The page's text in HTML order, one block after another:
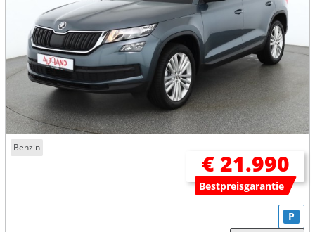
Benzin
€ 21.990
Bestpreisgarantie
P